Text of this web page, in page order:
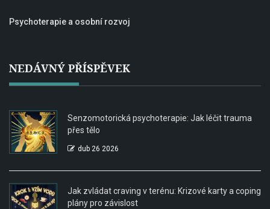
Psychoterapie a osobní rozvoj
NEDÁVNÝ PŘÍSPĚVEK
Senzomotorická psychoterapie: Jak léčit trauma
přes tělo
dub 26 2026
Jak zvládat craving v terénu: Krizové karty a coping
plány pro závislost